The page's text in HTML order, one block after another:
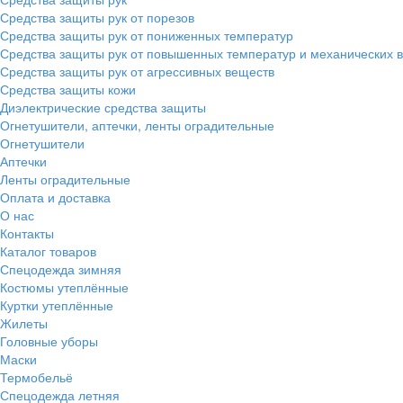
Средства защиты рук от порезов
Средства защиты рук от пониженных температур
Средства защиты рук от повышенных температур и механических
Средства защиты рук от агрессивных веществ
Средства защиты кожи
Диэлектрические средства защиты
Огнетушители, аптечки, ленты оградительные
Огнетушители
Аптечки
Ленты оградительные
Оплата и доставка
О нас
Контакты
Каталог товаров
Спецодежда зимняя
Костюмы утеплённые
Куртки утеплённые
Жилеты
Головные уборы
Маски
Термобельё
Спецодежда летняя